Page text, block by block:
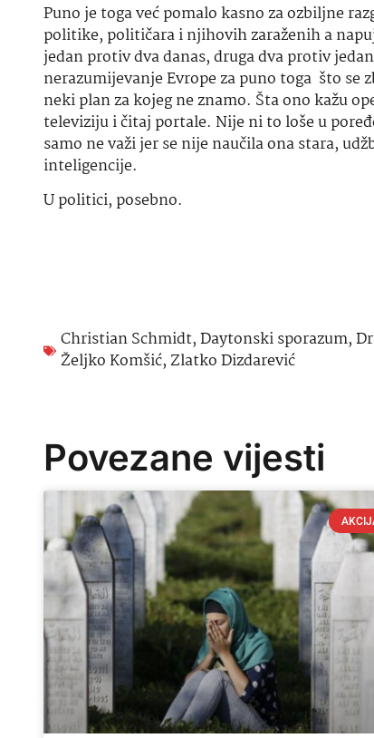
Puno je toga već pomalo kasno za ozbiljne
politike, političara i njihovih zaraženih a
jedan protiv dva danas, druga dva protiv
nerazumijevanje Evrope za puno toga što se
neki plan za kojeg ne znamo. Šta ono kažu
televiziju i čitaj portale. Nije ni to loše u
samo ne važi jer se nije naučila ona stara,
inteligencije.
U politici, posebno.
Christian Schmidt,Daytonski sporazum,
Željko Komšić,Zlatko Dizdarević
Povezane vijesti